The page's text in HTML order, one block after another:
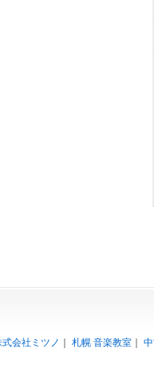
式会社ミツノ 札幌 音楽教室